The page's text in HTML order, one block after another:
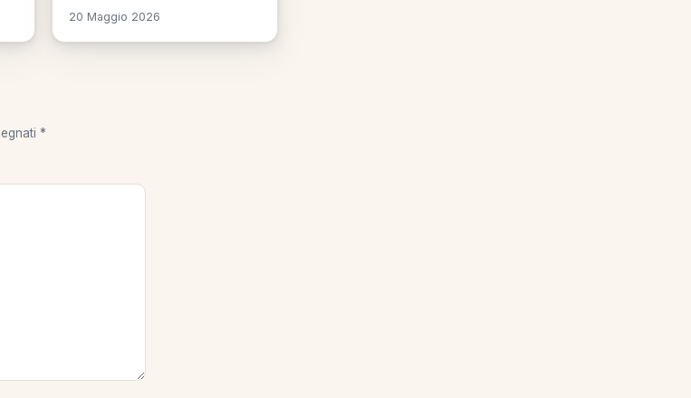
20 Maggio 2026
*